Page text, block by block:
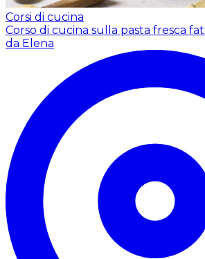
Corsi di cucina
Corso di cucina sulla pasta fresca
da Elena